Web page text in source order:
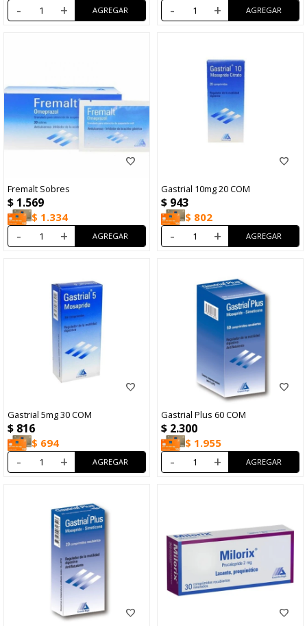
- + - +
Fremalt Sobres
$ 1.569
$ 1.334
- +
Gastrial 10mg 20 COM
$ 943
$ 802
- +
Gastrial 5mg 30 COM
$ 816
$ 694
- +
Gastrial Plus 60 COM
$ 2.300
$ 1.955
- +